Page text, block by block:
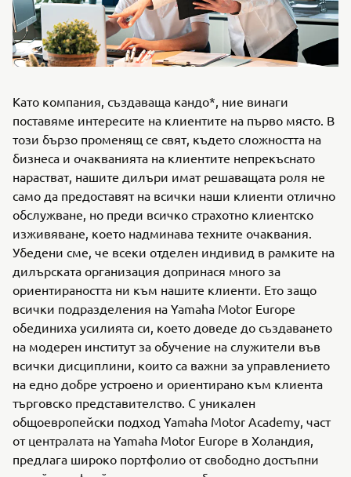
Като компания, създаваща кандо*, ние винаги
поставяме интересите на клиентите на първо място. В
този бързо променящ се свят, където сложността на
бизнеса и очакванията на клиентите непрекъснато
нарастват, нашите дилъри имат решаващата роля не
само да предоставят на всички наши клиенти отлично
обслужване, но преди всичко страхотно клиентско
изживяване, което надминава техните очаквания.
Убедени сме, че всеки отделен индивид в рамките на
дилърската организация допринася много за
ориентираността ни към нашите клиенти. Ето защо
всички подразделения на Yamaha Motor Europe
обединиха усилията си, което доведе до създаването
на модерен институт за обучение на служители във
всички дисциплини, които са важни за управлението
на едно добре устроено и ориентирано към клиента
търговско представителство. С уникален
общоевропейски подход Yamaha Motor Academy, част
от централата на Yamaha Motor Europe в Холандия,
предлага широко портфолио от свободно достъпни